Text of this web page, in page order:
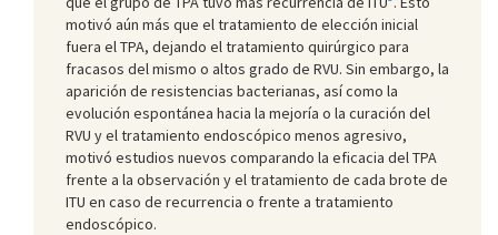
motivó aún más que el tratamiento de elección inicial
fuera el TPA, dejando el tratamiento quirúrgico para
fracasos del mismo o altos grado de RVU. Sin embargo, la
aparición de resistencias bacterianas, así como la
evolución espontánea hacia la mejoría o la curación del
RVU y el tratamiento endoscópico menos agresivo,
motivó estudios nuevos comparando la eficacia del TPA
frente a la observación y el tratamiento de cada brote de
ITU en caso de recurrencia o frente a tratamiento
endoscópico.